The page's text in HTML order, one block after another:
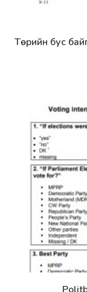
Төрийн бус